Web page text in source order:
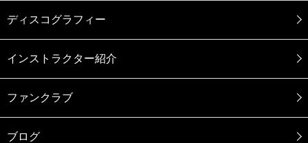
ディスコグラフィー
インストラクター紹介
ファンクラブ
ブログ